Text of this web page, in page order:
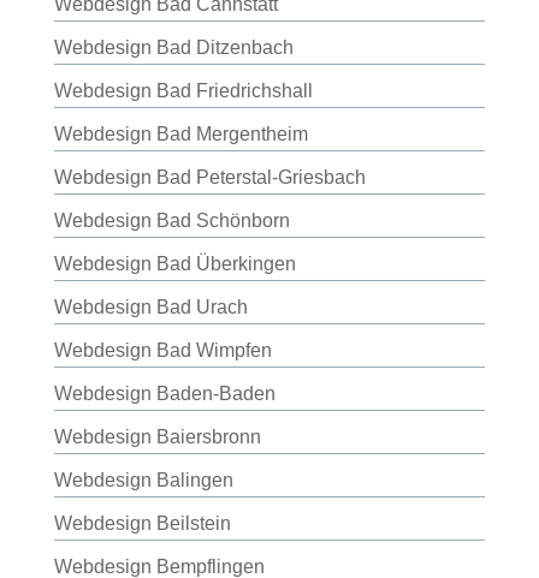
Webdesign Bad Cannstatt
Webdesign Bad Ditzenbach
Webdesign Bad Friedrichshall
Webdesign Bad Mergentheim
Webdesign Bad Peterstal-Griesbach
Webdesign Bad Schönborn
Webdesign Bad Überkingen
Webdesign Bad Urach
Webdesign Bad Wimpfen
Webdesign Baden-Baden
Webdesign Baiersbronn
Webdesign Balingen
Webdesign Beilstein
Webdesign Bempflingen